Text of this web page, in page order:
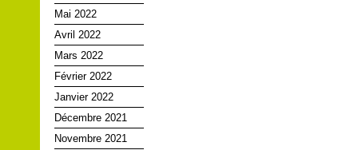
Mai 2022
Avril 2022
Mars 2022
Février 2022
Janvier 2022
Décembre 2021
Novembre 2021